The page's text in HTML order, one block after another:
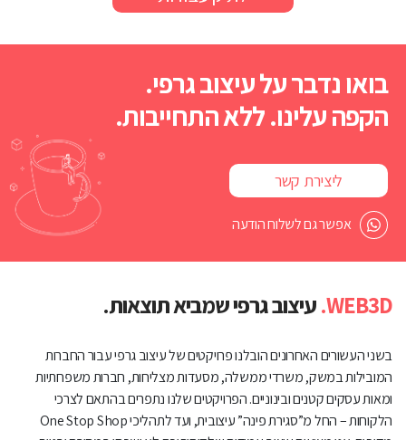
בואו נדבר על עיצוב גרפי.
הקפה עלינו. ללא התחייבות.
ליצירת קשר
אפשר גם לשלוח הודעה
WEB3D. עיצוב גרפי שמביא תוצאות.
בשני העשורים האחרונים הובלנו פרויקטים של עיצוב גרפי עבור החברות
המובילות במשק, משרדי ממשלה, מסעדות מצליחות, חברות משפחתיות
ומאות עסקים קטנים ובינוניים. הפרויקטים שלנו נתפרים בהתאם לצרכי
הלקוחות – החל מ”סגירת פינה” עיצובית, ועד לתהליכי One Stop Shop